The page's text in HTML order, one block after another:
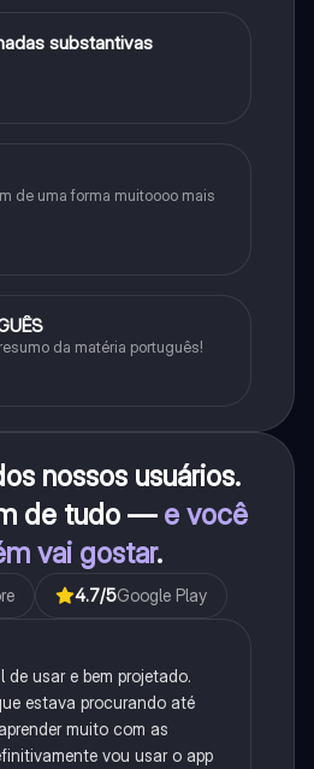
substantivas
de uma forma muitoooo mais
da matéria português!
nossos usuários.
de tudo — e você
vai gostar.
4.7/5Google Play
usar e bem projetado.
estava procurando até
muito com as
vou usar o app